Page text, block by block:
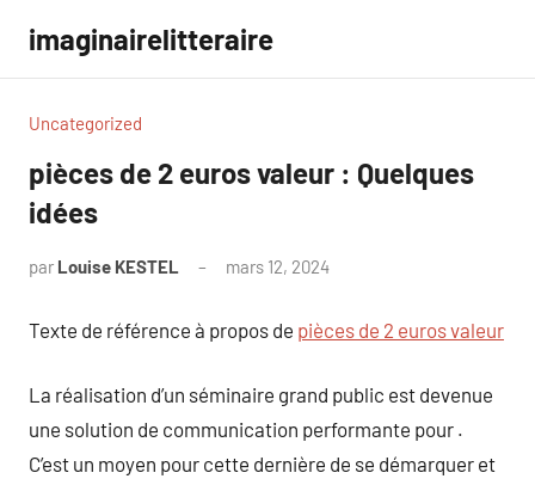
contenu
imaginairelitteraire
Uncategorized
pièces de 2 euros valeur : Quelques
idées
par Louise KESTEL mars 12, 2024
Texte de référence à propos de pièces de 2 euros valeur
La réalisation d’un séminaire grand public est devenue
une solution de communication performante pour .
C’est un moyen pour cette dernière de se démarquer et